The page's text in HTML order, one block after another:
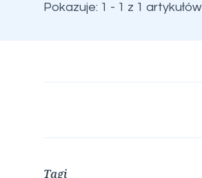
Pokazuje: 1 - 1 z 1 artykułów
Tagi